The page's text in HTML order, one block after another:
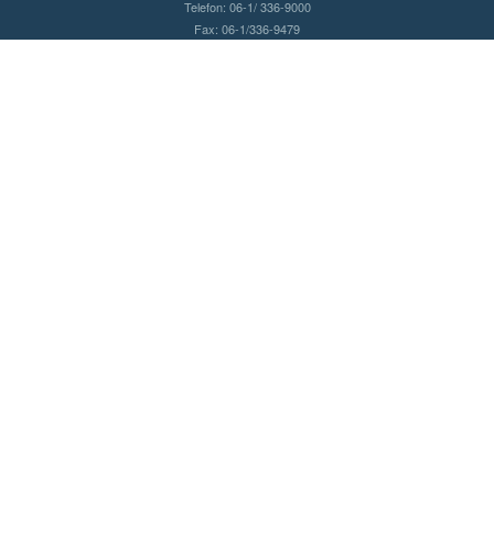
Telefon: 06-1/ 336-9000
Fax: 06-1/336-9479